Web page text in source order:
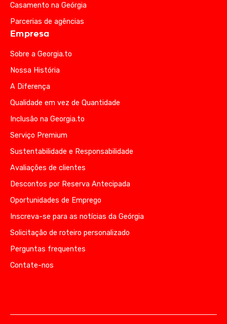
Casamento na Geórgia
Parcerias de agências
Empresa
Sobre a Georgia.to
Nossa História
A Diferença
Qualidade em vez de Quantidade
Inclusão na Georgia.to
Serviço Premium
Sustentabilidade e Responsabilidade
Avaliações de clientes
Descontos por Reserva Antecipada
Oportunidades de Emprego
Inscreva-se para as notícias da Geórgia
Solicitação de roteiro personalizado
Perguntas frequentes
Contate-nos